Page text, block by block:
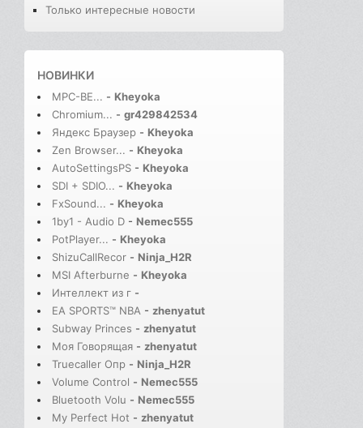
Только интересные новости
НОВИНКИ
MPC-BE... - Kheyoka
Chromium... - gr429842534
Яндекс Браузер - Kheyoka
Zen Browser... - Kheyoka
AutoSettingsPS - Kheyoka
SDI + SDIO... - Kheyoka
FxSound... - Kheyoka
1by1 - Audio D - Nemec555
PotPlayer... - Kheyoka
ShizuCallRecor - Ninja_H2R
MSI Afterburne - Kheyoka
Интеллект из г -
EA SPORTS™ NBA - zhenyatut
Subway Princes - zhenyatut
Моя Говорящая - zhenyatut
Truecaller Опр - Ninja_H2R
Volume Control - Nemec555
Bluetooth Volu - Nemec555
My Perfect Hot - zhenyatut